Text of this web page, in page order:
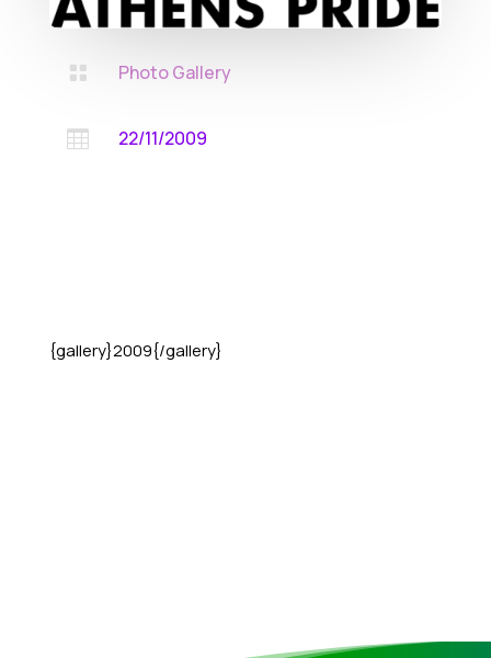
 Photo Gallery
 22/11/2009
{gallery}2009{/gallery}